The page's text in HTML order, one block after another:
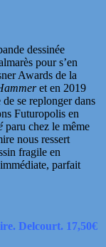
dessinée
pour s’en
Awards de la
et en 2019
se replonger dans
Futuropolis en
paru chez le même
nous ressert
fragile en
parfait
Delcourt. 17,50€